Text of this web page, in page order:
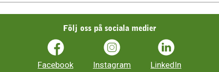
Följ oss på sociala medier
Facebook Instagram LinkedIn